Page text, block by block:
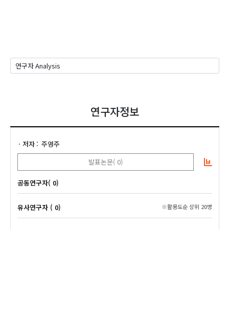
연구자정보
저자
주영주
발표논문( 0)
공동연구자( 0)
유사연구자 ( 0) ※활용도순 상위 20명